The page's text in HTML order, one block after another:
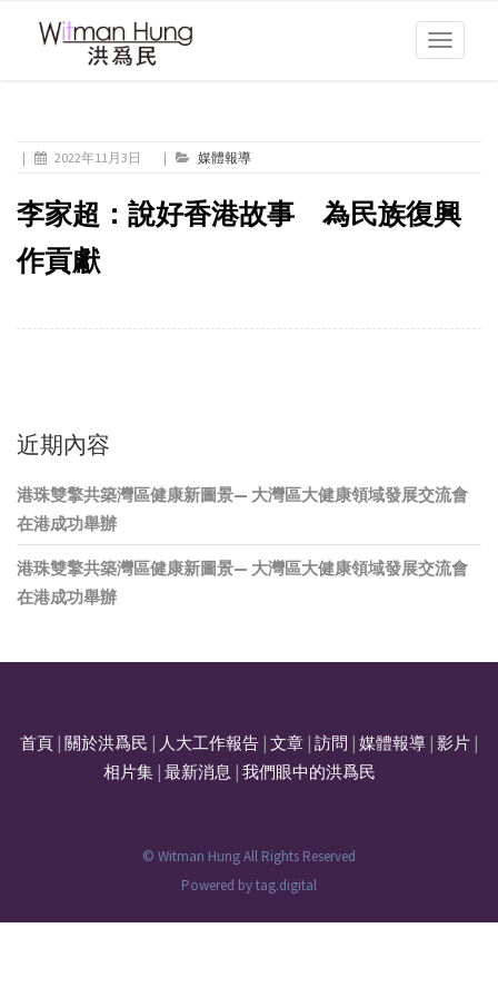
Toggle
| 2022年11月3日 | 媒體報導
李家超：說好香港故事 為民族復興
作貢獻
近期內容
港珠雙擎共築灣區健康新圖景— 大灣區大健康領域發展交流會
在港成功舉辦
港珠雙擎共築灣區健康新圖景— 大灣區大健康領域發展交流會
在港成功舉辦
首頁 關於洪爲民 人大工作報告 文章 訪問 媒體報導 影片
相片集| 最新消息 我們眼中的洪爲民
© Witman Hung All Rights Reserved
Powered bytag.digital